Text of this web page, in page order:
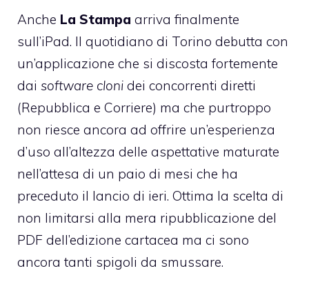
Anche La Stampa arriva finalmente
sull’iPad. Il quotidiano di Torino debutta con
un’applicazione che si discosta fortemente
dai software cloni dei concorrenti diretti
(Repubblica e Corriere) ma che purtroppo
non riesce ancora ad offrire un’esperienza
d’uso all’altezza delle aspettative maturate
nell’attesa di un paio di mesi che ha
preceduto il lancio di ieri. Ottima la scelta di
non limitarsi alla mera ripubblicazione del
PDF dell’edizione cartacea ma ci sono
ancora tanti spigoli da smussare.